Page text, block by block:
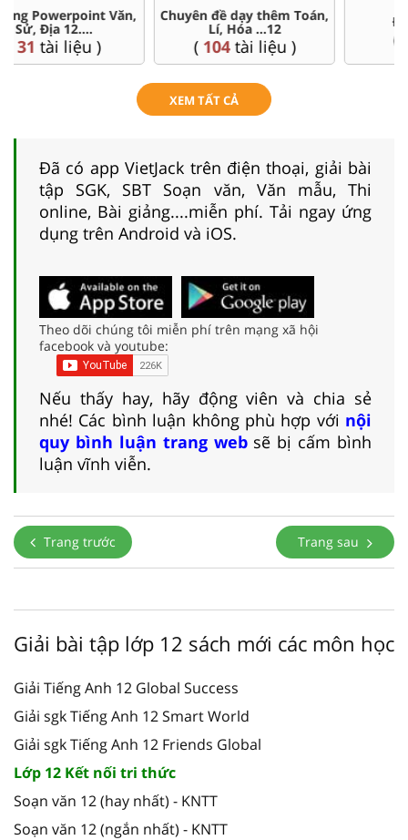
Chuyên đề dạy thêm Toán,
Lí, Hóa ...12
( 104tài liệu )
Đề thi HSG 12
(4tài liệu )
XEM TẤT CẢ
Đã có app VietJack trên điện thoại, giải bài
tập SGK, SBT Soạn văn, Văn mẫu, Thi
online, Bài giảng....miễn phí. Tải ngay ứng
dụng trên Android và iOS.
Theo dõi chúng tôi miễn phí trên mạng xã hội
facebook và youtube:
Nếu thấy hay, hãy động viên và chia sẻ
nhé! Các bình luận không phù hợp với nội
quy bình luận trang websẽ bị cấm bình
luận vĩnh viễn.
Trang trước Trang sau
Giải bài tập lớp 12 sách mới các môn học
Giải Tiếng Anh 12 Global Success
Giải sgk Tiếng Anh 12 Smart World
Giải sgk Tiếng Anh 12 Friends Global
Lớp 12 Kết nối tri thức
Soạn văn 12 (hay nhất) - KNTT
Soạn văn 12 (ngắn nhất) - KNTT